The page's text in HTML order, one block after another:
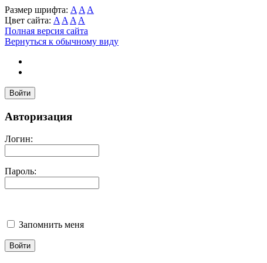
Размер шрифта: A A A
Цвет сайта: A A A A
Полная версия сайта
Вернуться к обычному виду
Войти
Авторизация
Логин:
Пароль:
Запомнить меня